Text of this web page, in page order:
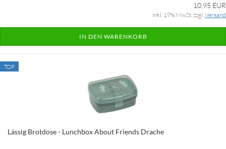
10,95 EUR
inkl. 19% MwSt. zzgl. Versand
IN DEN WARENKORB
TOP
Lässig Brotdose - Lunchbox About Friends Drache